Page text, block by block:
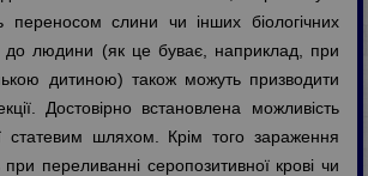
переносом слини чи інших біологічних
до людини (як це буває, наприклад, при
дитиною) також можуть призводити
Достовірно встановлена можливість
статевим шляхом. Крім того зараження
переливанні серопозитивної крові чи